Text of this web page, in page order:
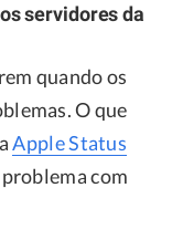
servidores da
quando os
O que
Apple Status
com